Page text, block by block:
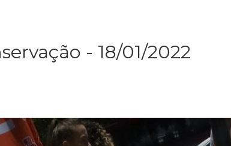
- 18/01/2022